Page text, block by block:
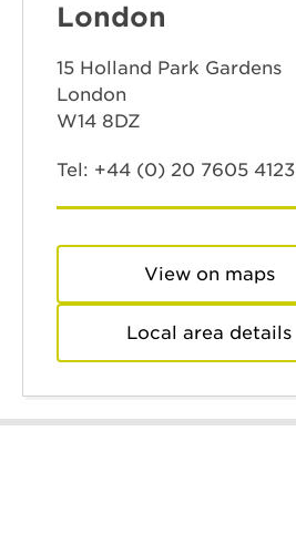
London
15 Holland Park Gardens
London
W14 8DZ
Tel: +44 (0) 20 7605 4123
View on maps
Local area details